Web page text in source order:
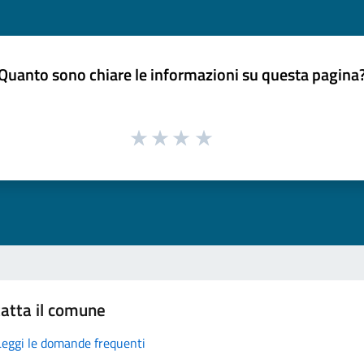
sono chiare le informazioni su questa
il comune
le domande frequenti